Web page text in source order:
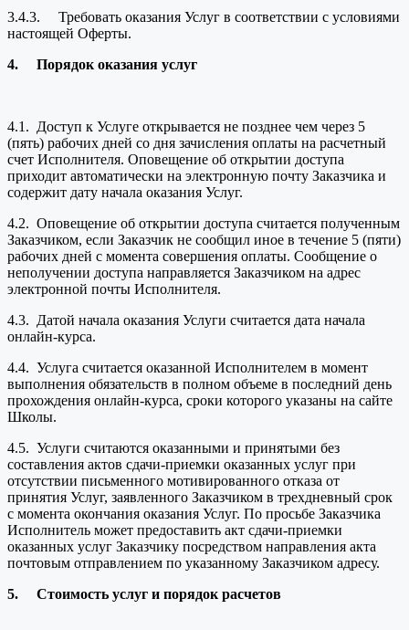
3.4.3. Требовать оказания Услуг в соответствии с условиями
настоящей Оферты.
4. Порядок оказания услуг
4.1. Доступ к Услуге открывается не позднее чем через 5
(пять) рабочих дней со дня зачисления оплаты на расчетный
счет Исполнителя. Оповещение об открытии доступа
приходит автоматически на электронную почту Заказчика и
содержит дату начала оказания Услуг.
4.2. Оповещение об открытии доступа считается полученным
Заказчиком, если Заказчик не сообщил иное в течение 5 (пяти)
рабочих дней с момента совершения оплаты. Сообщение о
неполучении доступа направляется Заказчиком на адрес
электронной почты Исполнителя.
4.3. Датой начала оказания Услуги считается дата начала
онлайн-курса.
4.4. Услуга считается оказанной Исполнителем в момент
выполнения обязательств в полном объеме в последний день
прохождения онлайн-курса, сроки которого указаны на сайте
Школы.
4.5. Услуги считаются оказанными и принятыми без
составления актов сдачи-приемки оказанных услуг при
отсутствии письменного мотивированного отказа от
принятия Услуг, заявленного Заказчиком в трехдневный срок
с момента окончания оказания Услуг. По просьбе Заказчика
Исполнитель может предоставить акт сдачи-приемки
оказанных услуг Заказчику посредством направления акта
почтовым отправлением по указанному Заказчиком адресу.
5. Стоимость услуг и порядок расчетов